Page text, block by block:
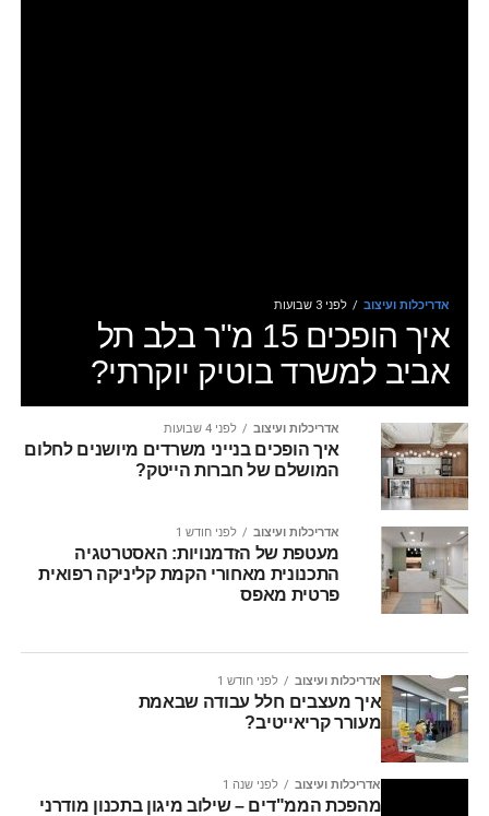
אדריכלות ועיצוב לפני 3 שבועות
איך הופכים 15 מ"ר בלב תל
אביב למשרד בוטיק יוקרתי?
אדריכלות ועיצוב לפני 4 שבועות
איך הופכים בנייני משרדים מיושנים לחלום
המושלם של חברות הייטק?
אדריכלות ועיצוב לפני חודש 1
מעטפת של הזדמנויות: האסטרטגיה
התכנונית מאחורי הקמת קליניקה רפואית
פרטית מאפס
אדריכלות ועיצוב לפני חודש 1
איך מעצבים חלל עבודה שבאמת
מעורר קריאייטיב?
אדריכלות ועיצוב לפני שנה 1
מהפכת הממ"דים – שילוב מיגון בתכנון מודרני